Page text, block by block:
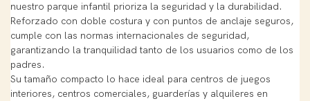
nuestro parque infantil prioriza la seguridad y la durabilidad.
Reforzado con doble costura y con puntos de anclaje seguros,
cumple con las normas internacionales de seguridad,
garantizando la tranquilidad tanto de los usuarios como de los
padres.
Su tamaño compacto lo hace ideal para centros de juegos
interiores, centros comerciales, guarderías y alquileres en